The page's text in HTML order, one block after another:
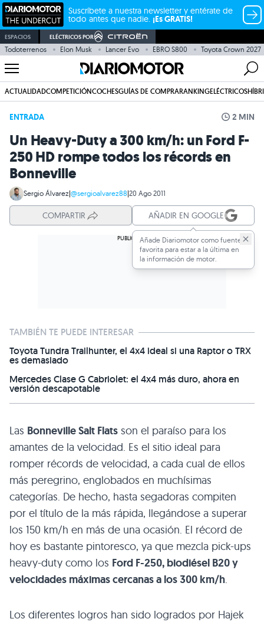
Suscríbete a nuestra newsletter y entérate de
todo antes que nadie. ¡Es GRATIS!
ESPACIOS ELÉCTRICOS POR
Todoterrenos Elon Musk Lancer Evo EBRO S800 Toyota Crown 2027
ACTUALIDADCOMPETICIÓNCOCHESGUÍAS DE COMPRARANKINGELÉCTRICOS
ENTRADA 2 MIN
Un Heavy-Duty a 300 km/h: un Ford F-
250 HD rompe todos los récords en
Bonneville
Sergio Álvarez|@sergioalvarez88|20 Ago 2011
COMPARTIR AÑADIR EN GOOGLE
Añade Diariomotor como fuente
favorita para estar a la última en
la información de motor.
TAMBIÉN TE PUEDE INTERESAR
Toyota Tundra Trailhunter, el 4x4 ideal si una Raptor o TRX
es demasiado
Mercedes Clase G Cabriolet: el 4x4 más duro, ahora en
versión descapotable
Las Bonneville Salt Flats son el paraíso para los
amantes de la velocidad. Es el sitio ideal para
romper récords de velocidad, a cada cual de ellos
más peregrino, englobados en muchísimas
categorías. De hecho, hasta segadoras compiten
por el título de la más rápida, llegándose a superar
los 150 km/h en más de una ocasión. El récord de
hoy es bastante pintoresco, ya que mezcla pick-ups
heavy-duty como los Ford F-250, biodiésel B20y
velocidades máximas cercanas a los 300 km/h.
Los diferentes logros han sido logrados por Hajek